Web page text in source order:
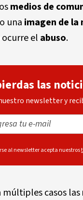
medios de
una imagen de la
el abuso.
las
newsletter y
al newsletter acepta nuestros
múltiples casos las